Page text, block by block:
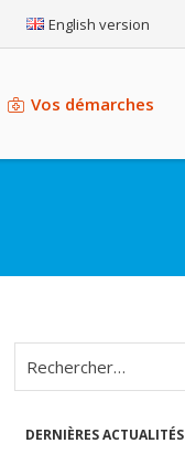
English version
Vos démarches
Dernières actualités